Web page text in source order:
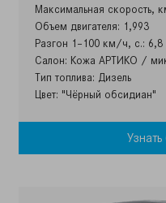
Максимальная скорость,
Объем двигателя: 1,993
Разгон 1–100 км/ч, с.: 6,8
Салон: Кожа АРТИКО /
Тип топлива: Дизель
Цвет: "Чёрный обсидиан"